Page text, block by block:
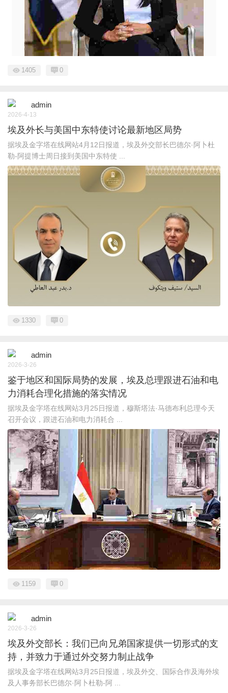
1405 0
admin
2026-4-13
埃及外长与美国中东特使讨论最新地区局势
据埃及金字塔在线网站4月12日报道，埃及外交部长巴德尔·阿卜杜
勒-阿提博士周日接到美国中东特使 ...
1330 0
admin
2026-3-26
鉴于地区和国际局势的发展，埃及总理跟进石油和电
力消耗合理化措施的落实情况
据埃及金字塔在线网站3月25日报道，穆斯塔法·马德布利总理今天
召开会议，跟进石油和电力消耗合 ...
1159 0
admin
2026-3-26
埃及外交部长：我们已向兄弟国家提供一切形式的支
持，并致力于通过外交努力制止战争
据埃及金字塔在线网站3月25日报道，埃及外交、国际合作及海外埃
及人事务部长巴德尔·阿卜杜勒-阿 ...